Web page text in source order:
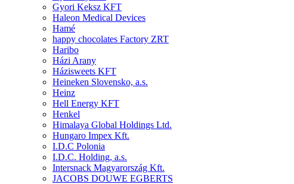
Gyori Keksz KFT
Haleon Medical Devices
Hamé
happy chocolates Factory ZRT
Haribo
Házi Arany
Házisweets KFT
Heineken Slovensko, a.s.
Heinz
Hell Energy KFT
Henkel
Himalaya Global Holdings Ltd.
Hungaro Impex Kft.
I.D.C Polonia
I.D.C. Holding, a.s.
Intersnack Magyarország Kft.
JACOBS DOUWE EGBERTS